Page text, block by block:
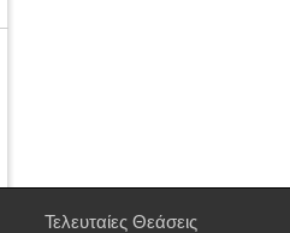
Τελευταίες Θεάσεις